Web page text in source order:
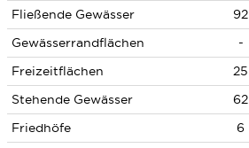
Fließende Gewässer
92
Gewässerrandflächen
-
Freizeitflächen
25
Stehende Gewässer
62
Friedhöfe
6